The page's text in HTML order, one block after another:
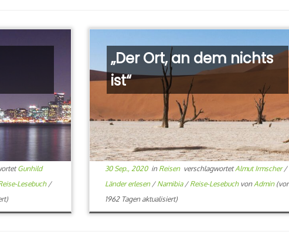
Gunhild
Lesebuch/
„Der Ort, an dem nichts
ist“
30 Sep., 2020in Reisen verschlagwortetAlmut Irmscher/
Länder erlesen / Namibia / Reise-Lesebuch von Admin(vor
1962 Tagen aktualisiert)